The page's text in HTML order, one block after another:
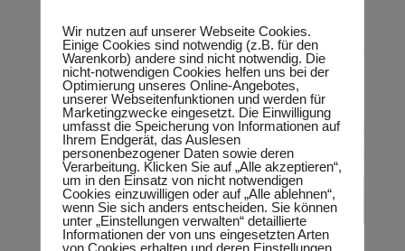
Wir nutzen auf unserer Webseite Cookies.
Einige Cookies sind notwendig (z.B. für den
Warenkorb) andere sind nicht notwendig. Die
nicht-notwendigen Cookies helfen uns bei der
Optimierung unseres Online-Angebotes,
unserer Webseitenfunktionen und werden für
Marketingzwecke eingesetzt. Die Einwilligung
umfasst die Speicherung von Informationen auf
Ihrem Endgerät, das Auslesen
personenbezogener Daten sowie deren
Verarbeitung. Klicken Sie auf „Alle akzeptieren“,
um in den Einsatz von nicht notwendigen
Cookies einzuwilligen oder auf „Alle ablehnen“,
wenn Sie sich anders entscheiden. Sie können
unter „Einstellungen verwalten“ detaillierte
Informationen der von uns eingesetzten Arten
von Cookies erhalten und deren Einstellungen